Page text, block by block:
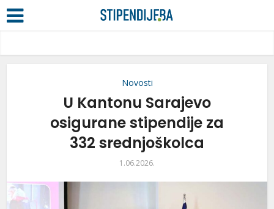
Novosti
U Kantonu Sarajevo
osigurane stipendije za
332 srednjoškolca
1.06.2026.